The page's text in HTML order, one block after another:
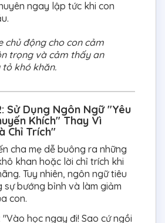
ngay lập tức khi con
chủ động cho con cảm
trọng và cảm thấy an
khó khăn.
Sử Dụng Ngôn Ngữ "Yêu
Khích" Thay Vì
Chỉ Trích"
cha mẹ dễ buông ra những
khan hoặc lời chỉ trích khi
Tuy nhiên, ngôn ngữ tiêu
sự bướng bỉnh và làm giảm
con.
"Vào học ngay đi! Sao cứ ngồi